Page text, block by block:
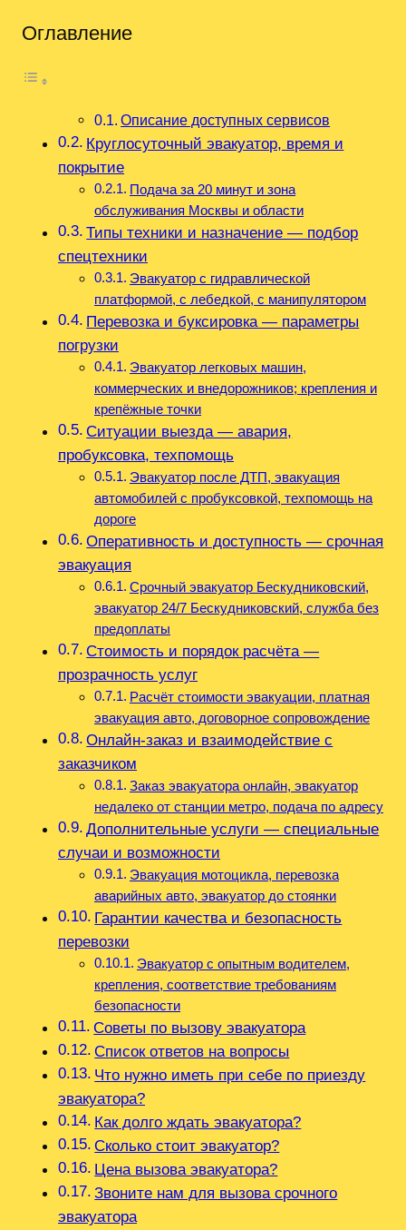
Оглавление
Описание доступных сервисов
Круглосуточный эвакуатор, время и
покрытие
Подача за 20 минут и зона
обслуживания Москвы и области
Типы техники и назначение — подбор
спецтехники
Эвакуатор с гидравлической
платформой, с лебедкой, с манипулятором
Перевозка и буксировка — параметры
погрузки
Эвакуатор легковых машин,
коммерческих и внедорожников; крепления и
крепёжные точки
Ситуации выезда — авария,
пробуксовка, техпомощь
Эвакуатор после ДТП, эвакуация
автомобилей с пробуксовкой, техпомощь на
дороге
Оперативность и доступность — срочная
эвакуация
Срочный эвакуатор Бескудниковский,
эвакуатор 24/7 Бескудниковский, служба без
предоплаты
Стоимость и порядок расчёта —
прозрачность услуг
Расчёт стоимости эвакуации, платная
эвакуация авто, договорное сопровождение
Онлайн-заказ и взаимодействие с
заказчиком
Заказ эвакуатора онлайн, эвакуатор
недалеко от станции метро, подача по адресу
Дополнительные услуги — специальные
случаи и возможности
Эвакуация мотоцикла, перевозка
аварийных авто, эвакуатор до стоянки
Гарантии качества и безопасность
перевозки
Эвакуатор с опытным водителем,
крепления, соответствие требованиям
безопасности
Советы по вызову эвакуатора
Список ответов на вопросы
Что нужно иметь при себе по приезду
эвакуатора?
Как долго ждать эвакуатора?
Сколько стоит эвакуатор?
Цена вызова эвакуатора?
Звоните нам для вызова срочного
эвакуатора